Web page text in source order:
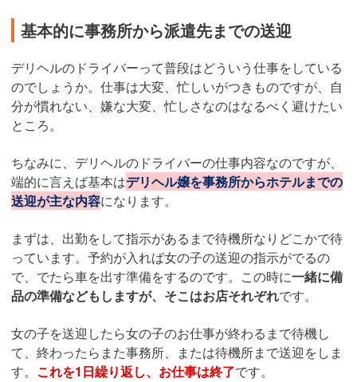
基本的に事務所から派遣先までの送迎
デリヘルのドライバーって普段はどういう仕事をしている
のでしょうか。仕事は大変、忙しいがつきものですが、自
分が慣れない、嫌な大変、忙しさなのはなるべく避けたい
ところ。
ちなみに、デリヘルのドライバーの仕事内容なのですが、
端的に言えば基本はデリヘル嬢を事務所からホテルまでの
送迎が主な内容になります。
まずは、出勤をして指示があるまで待機所なりどこかで待
っています。予約が入れば女の子の送迎の指示がでるの
で、でたら車を出す準備をするのです。この時に一緒に備
品の準備などもしますが、そこはお店それぞれです。
女の子を送迎したら女の子のお仕事が終わるまで待機し
て、終わったらまた事務所、または待機所まで送迎をしま
す。 これを1日繰り返し、お仕事は終了です。